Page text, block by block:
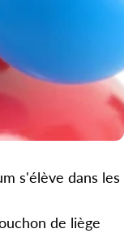
s'élève dans les
de liège